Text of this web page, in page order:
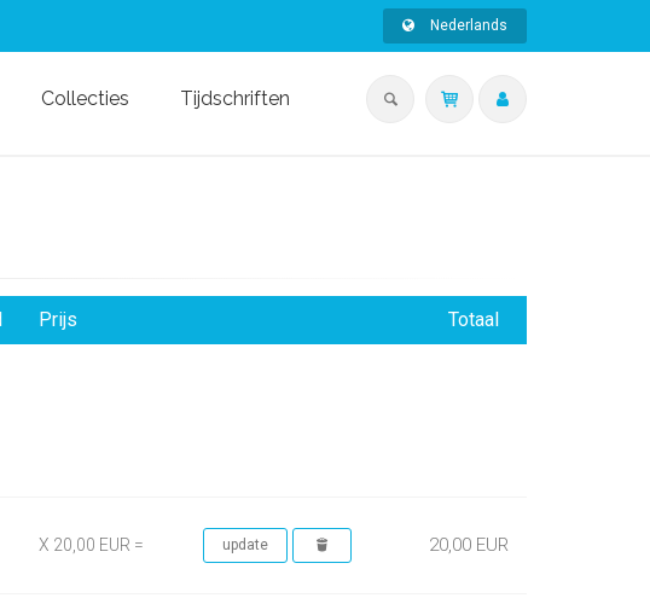
Nederlands
Collecties Tijdschriften
Prijs Totaal
X 20,00 EUR = 20,00 EUR